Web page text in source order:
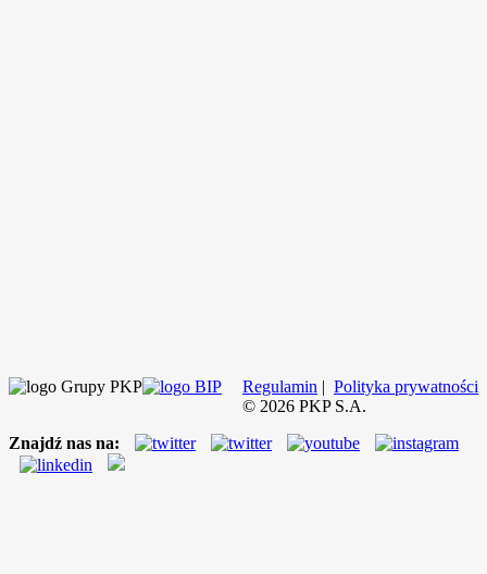
Regulamin | Polityka prywatności
© 2026 PKP S.A.
Znajdź nas na: